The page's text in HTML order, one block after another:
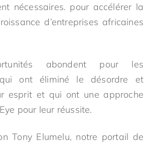
nécessaires. pour accélérer la
d’entreprises africaines
abondent pour les
qui ont éliminé le désordre et
esprit et qui ont une approche
pour leur réussite.
Tony Elumelu, notre portail de